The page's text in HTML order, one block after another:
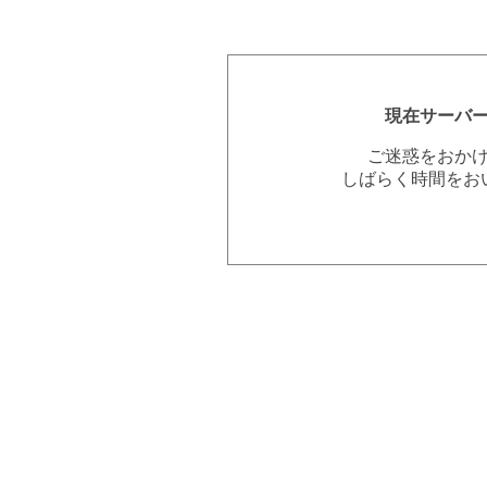
現在サーバ
ご迷惑をおか
しばらく時間を